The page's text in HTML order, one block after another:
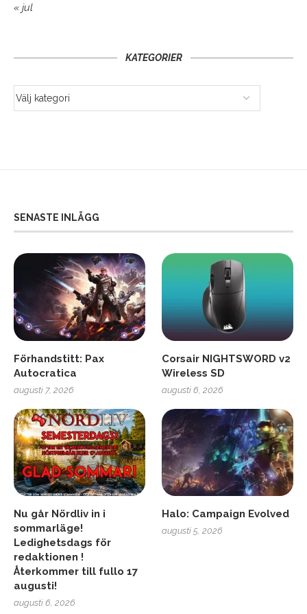
« jul
KATEGORIER
SENASTE INLÄGG
Förhandstitt: Pax
Autocratica
augusti 7, 2026
Corsair NIGHTSWORD v2
Wireless SD
augusti 6, 2026
Nu går Nördliv in i
sommarläge!
Ledighetsdags för
redaktionen !
Återkommer till fullo 17
augusti!
augusti 6, 2026
Halo: Campaign Evolved
augusti 5, 2026